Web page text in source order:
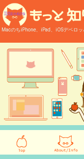
MacのちiPhone、iPad、iOSデベロ